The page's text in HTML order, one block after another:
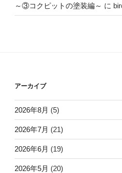
～③コクピットの塗装編～ に
アーカイブ
2026年8月 (5)
2026年7月 (21)
2026年6月 (19)
2026年5月 (20)